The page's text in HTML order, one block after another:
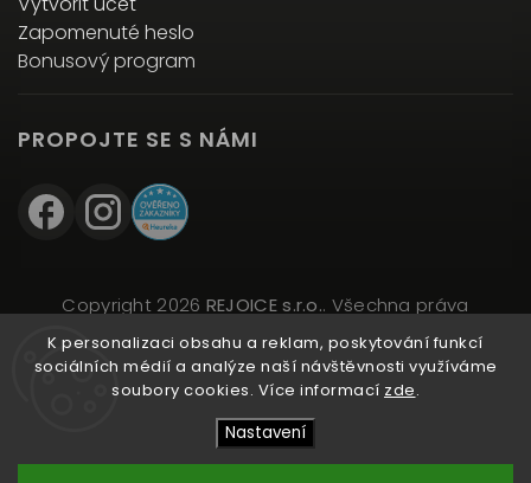
K personalizaci obsahu a reklam, poskytování funkcí
sociálních médií a analýze naší návštěvnosti využíváme
soubory cookies. Více informací zde.
Nastavení
Zapomenuté heslo
Bonusový program
PROPOJTE SE S NÁMI
Copyright 2026 REJOICE s.r.o.. Všechna práva
vyhrazena.
Upravit nastavení cookies
VytvořilShoptet| DesignShoptak.cz